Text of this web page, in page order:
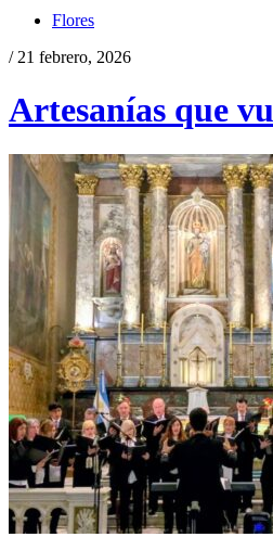
Flores
/ 21 febrero, 2026
Artesanías que